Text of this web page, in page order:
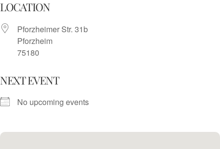
Skip
content
LOCATION
Pforzheimer Str. 31b
Pforzheim
75180
NEXT EVENT
No upcoming events